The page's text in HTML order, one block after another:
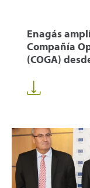
Enagás
Compañía
(COGA)